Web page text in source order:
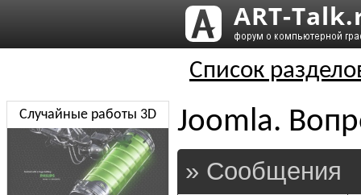
Список
Joomla.
» Сообщения
Случайные работы 3D